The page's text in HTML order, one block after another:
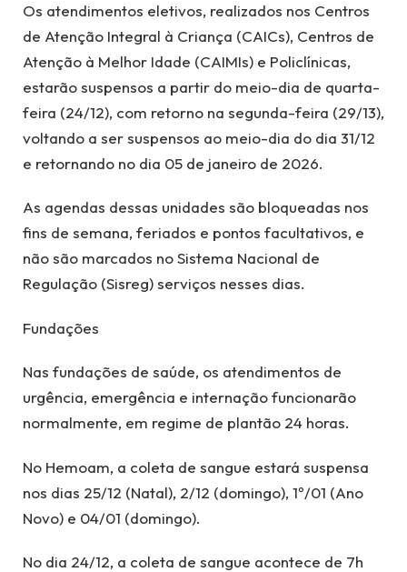
Os atendimentos eletivos, realizados nos Centros
de Atenção Integral à Criança (CAICs), Centros de
Atenção à Melhor Idade (CAIMIs) e Policlínicas,
estarão suspensos a partir do meio-dia de quarta-
feira (24/12), com retorno na segunda-feira (29/13),
voltando a ser suspensos ao meio-dia do dia 31/12
e retornando no dia 05 de janeiro de 2026.
As agendas dessas unidades são bloqueadas nos
fins de semana, feriados e pontos facultativos, e
não são marcados no Sistema Nacional de
Regulação (Sisreg) serviços nesses dias.
Fundações
Nas fundações de saúde, os atendimentos de
urgência, emergência e internação funcionarão
normalmente, em regime de plantão 24 horas.
No Hemoam, a coleta de sangue estará suspensa
nos dias 25/12 (Natal), 2/12 (domingo), 1º/01 (Ano
Novo) e 04/01 (domingo).
No dia 24/12, a coleta de sangue acontece de 7h